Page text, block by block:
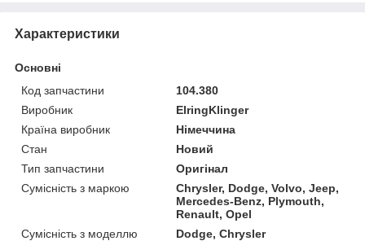
Характеристики
Основні
Код запчастини
104.380
Виробник
ElringKlinger
Країна виробник
Німеччина
Стан
Новий
Тип запчастини
Оригінал
Сумісність з маркою
Chrysler, Dodge, Volvo, Jeep,
Mercedes-Benz, Plymouth,
Renault, Opel
Сумісність з моделлю
Dodge, Chrysler